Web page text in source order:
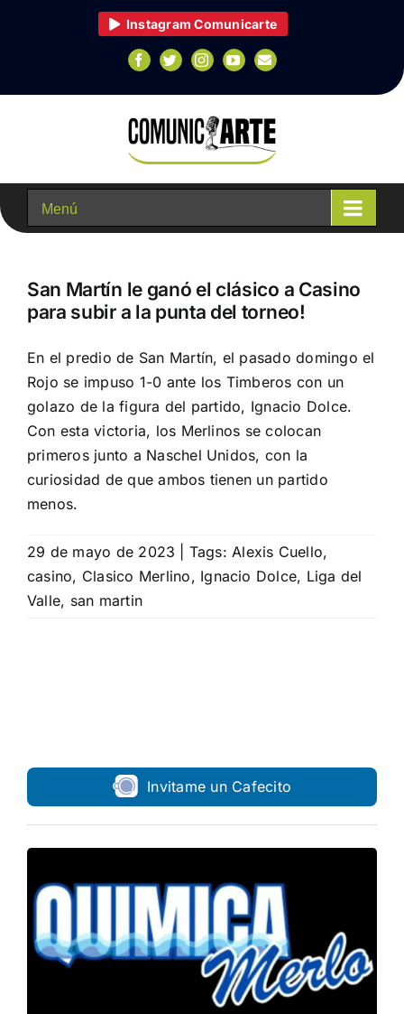
Instagram Comunicarte
Facebook
TwitterInstagram
YouTubeEmail
San Martín le ganó el clásico a Casino
para subir a la punta del torneo!
En el predio de San Martín, el pasado domingo el
Rojo se impuso 1-0 ante los Timberos con un
golazo de la figura del partido, Ignacio Dolce.
Con esta victoria, los Merlinos se colocan
primeros junto a Naschel Unidos, con la
curiosidad de que ambos tienen un partido
menos.
29 de mayo de 2023 Tags: Alexis Cuello,
casino, Clasico Merlino, Ignacio Dolce, Liga del
Valle, san martin
Invitame un Cafecito